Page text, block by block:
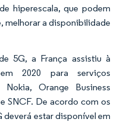
hiperescala, que podem
melhorar a disponibilidade
5G, a França assistiu à
2020 para serviços
Orange Business
SNCF. De acordo com os
deverá estar disponível em